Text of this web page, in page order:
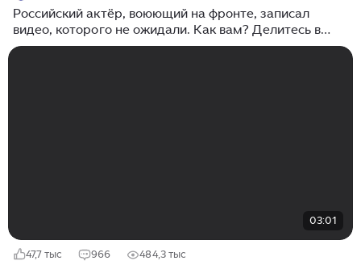
Российский актёр, воюющий на фронте, записал
видео, которого не ожидали. Как вам? Делитесь в
комментариях
03:01
47,7 тыс 966 484,3 тыс